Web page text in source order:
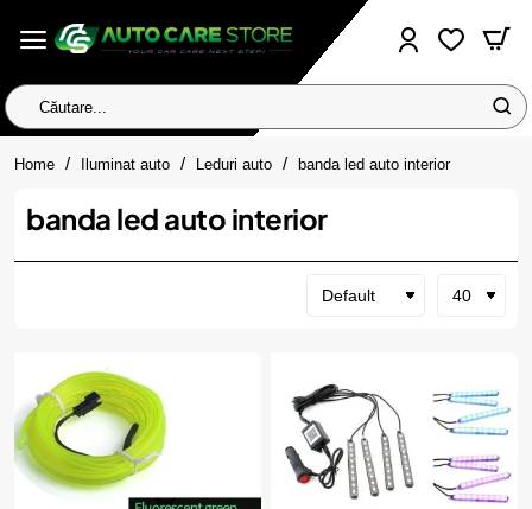
Căutare...
Home homeIluminat auto Leduri auto banda led auto interior
banda led auto interior